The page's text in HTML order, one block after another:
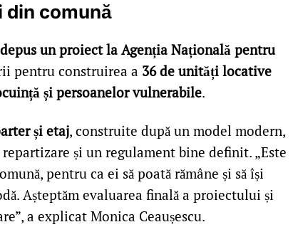
din comună
depus un proiect la Agenția Națională pentru
pentru construirea a 36 de unități locative
și persoanelor vulnerabile.
și etaj, construite după un model modern,
și un regulament bine definit. „Este
pentru ca ei să poată rămâne și să își
Așteptăm evaluarea finală a proiectului și
a explicat Monica Ceaușescu.